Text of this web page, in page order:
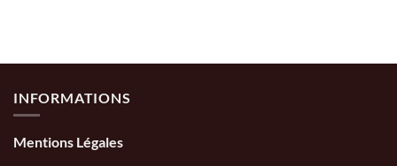
INFORMATIONS
Mentions Légales